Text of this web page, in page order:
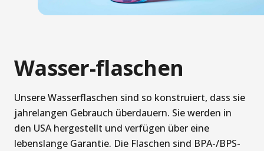
Wasser-flaschen
Unsere Wasserflaschen sind so konstruiert, dass sie
jahrelangen Gebrauch überdauern. Sie werden in
den USA hergestellt und verfügen über eine
lebenslange Garantie. Die Flaschen sind BPA-/BPS-